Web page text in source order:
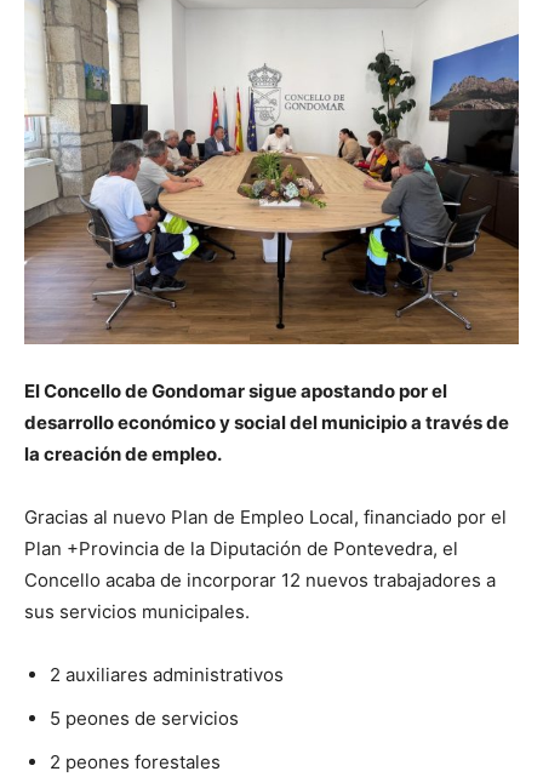
El Concello de Gondomar sigue apostando por el
desarrollo económico y social del municipio a través de
la creación de empleo.
Gracias al nuevo Plan de Empleo Local, financiado por el
Plan +Provincia de la Diputación de Pontevedra, el
Concello acaba de incorporar 12 nuevos trabajadores a
sus servicios municipales.
2 auxiliares administrativos
5 peones de servicios
2 peones forestales